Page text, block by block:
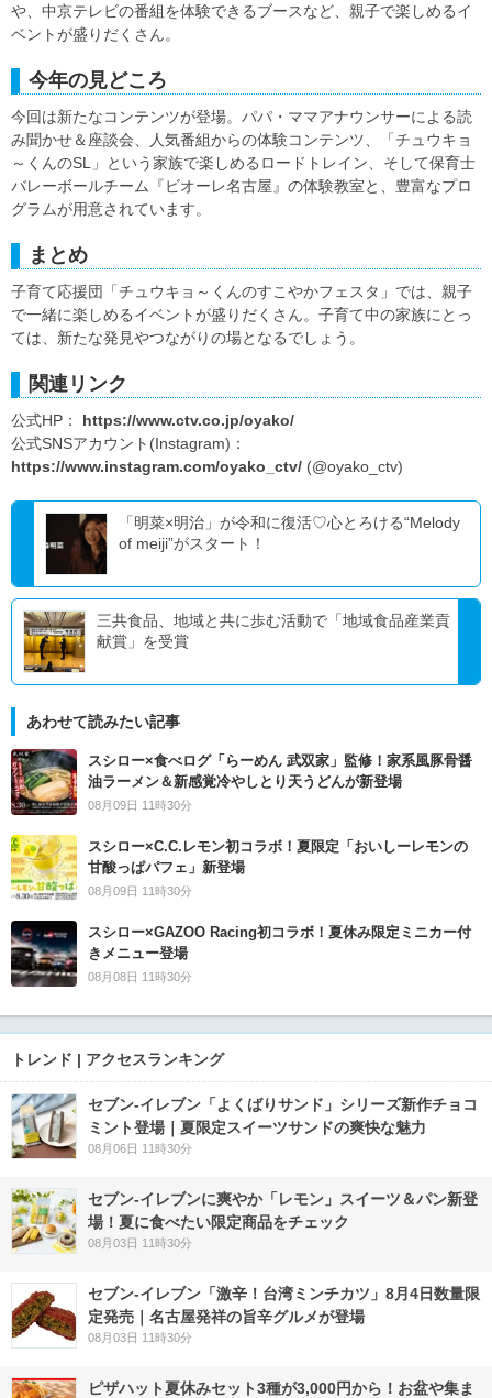
や、中京テレビの番組を体験できるブースなど、親子で楽しめるイ
ベントが盛りだくさん。
今年の見どころ
今回は新たなコンテンツが登場。パパ・ママアナウンサーによる読
み聞かせ＆座談会、人気番組からの体験コンテンツ、「チュウキョ
～くんのSL」という家族で楽しめるロードトレイン、そして保育士
バレーボールチーム『ビオーレ名古屋』の体験教室と、豊富なプロ
グラムが用意されています。
まとめ
子育て応援団「チュウキョ～くんのすこやかフェスタ」では、親子
で一緒に楽しめるイベントが盛りだくさん。子育て中の家族にとっ
ては、新たな発見やつながりの場となるでしょう。
関連リンク
公式HP： https://www.ctv.co.jp/oyako/
公式SNSアカウント(Instagram)：
https://www.instagram.com/oyako_ctv/ (@oyako_ctv)
「明菜×明治」が令和に復活♡心とろける“Melody
of meiji”がスタート！
三共食品、地域と共に歩む活動で「地域食品産業貢
献賞」を受賞
あわせて読みたい記事
スシロー×食べログ「らーめん 武双家」監修！家系風豚骨醤
油ラーメン＆新感覚冷やしとり天うどんが新登場
08月09日 11時30分
スシロー×C.C.レモン初コラボ！夏限定「おいしーレモンの
甘酸っぱパフェ」新登場
08月09日 11時30分
スシロー×GAZOO Racing初コラボ！夏休み限定ミニカー付
きメニュー登場
08月08日 11時30分
トレンド | アクセスランキング
セブン‐イレブン「よくばりサンド」シリーズ新作チョコ
ミント登場｜夏限定スイーツサンドの爽快な魅力
08月06日 11時30分
セブン‐イレブンに爽やか「レモン」スイーツ＆パン新登
場！夏に食べたい限定商品をチェック
08月03日 11時30分
セブン-イレブン「激辛！台湾ミンチカツ」8月4日数量限
定発売｜名古屋発祥の旨辛グルメが登場
08月03日 11時30分
ピザハット夏休みセット3種が3,000円から！お盆や集ま